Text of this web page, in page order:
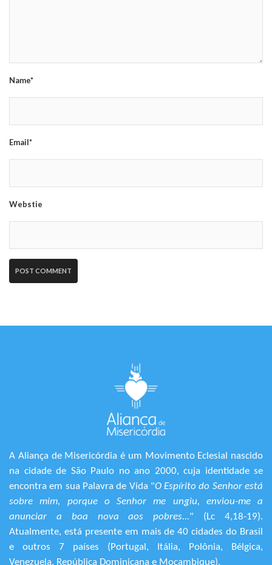
Name*
Email*
Webstie
A Aliança de Misericórdia é um Movimento Eclesial nascido
na cidade de São Paulo no ano 2000, cuja identidade se
encontra em sua Palavra de Vida "O Espírito do Senhor está
sobre mim, porque o Senhor me ungiu, enviou-me a
anunciar a boa nova aos pobres..." (Lc 4,18-19).
Atualmente, está presente em mais de 40 cidades do Brasil
e outros 7 países (Portugal, Itália, Polônia, Bélgica,
Venezuela, República Dominicana e Moçambique).